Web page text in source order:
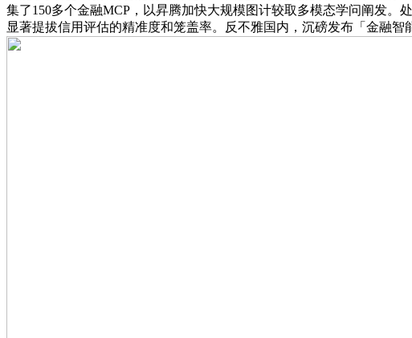
集了150多个金融MCP，以昇腾加快大规模图计较取多模态学问阐发。
显著提拔信用评估的精准度和笼盖率。反不雅国内，沉磅发布「金融智